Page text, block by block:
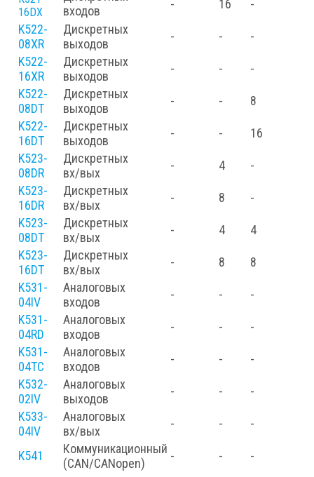
16DX
входов
- 16
-
K522-
08XR
Дискретных
выходов
- -
-
K522-
16XR
Дискретных
выходов
- -
-
K522-
08DT
Дискретных
выходов
- -
8
K522-
16DT
Дискретных
выходов
- -
16
K523-
08DR
Дискретных
вх/вых
- 4
-
K523-
16DR
Дискретных
вх/вых
- 8
-
K523-
08DT
Дискретных
вх/вых
- 4
4
K523-
16DT
Дискретных
вх/вых
- 8
8
K531-
04IV
Аналоговых
входов
- -
-
K531-
04RD
Аналоговых
входов
- -
-
K531-
04TC
Аналоговых
входов
- -
-
K532-
02IV
Аналоговых
выходов
- -
-
K533-
04IV
Аналоговых
вх/вых
- - -
K541
Коммуникационный
(CAN/CANopen)
- - -